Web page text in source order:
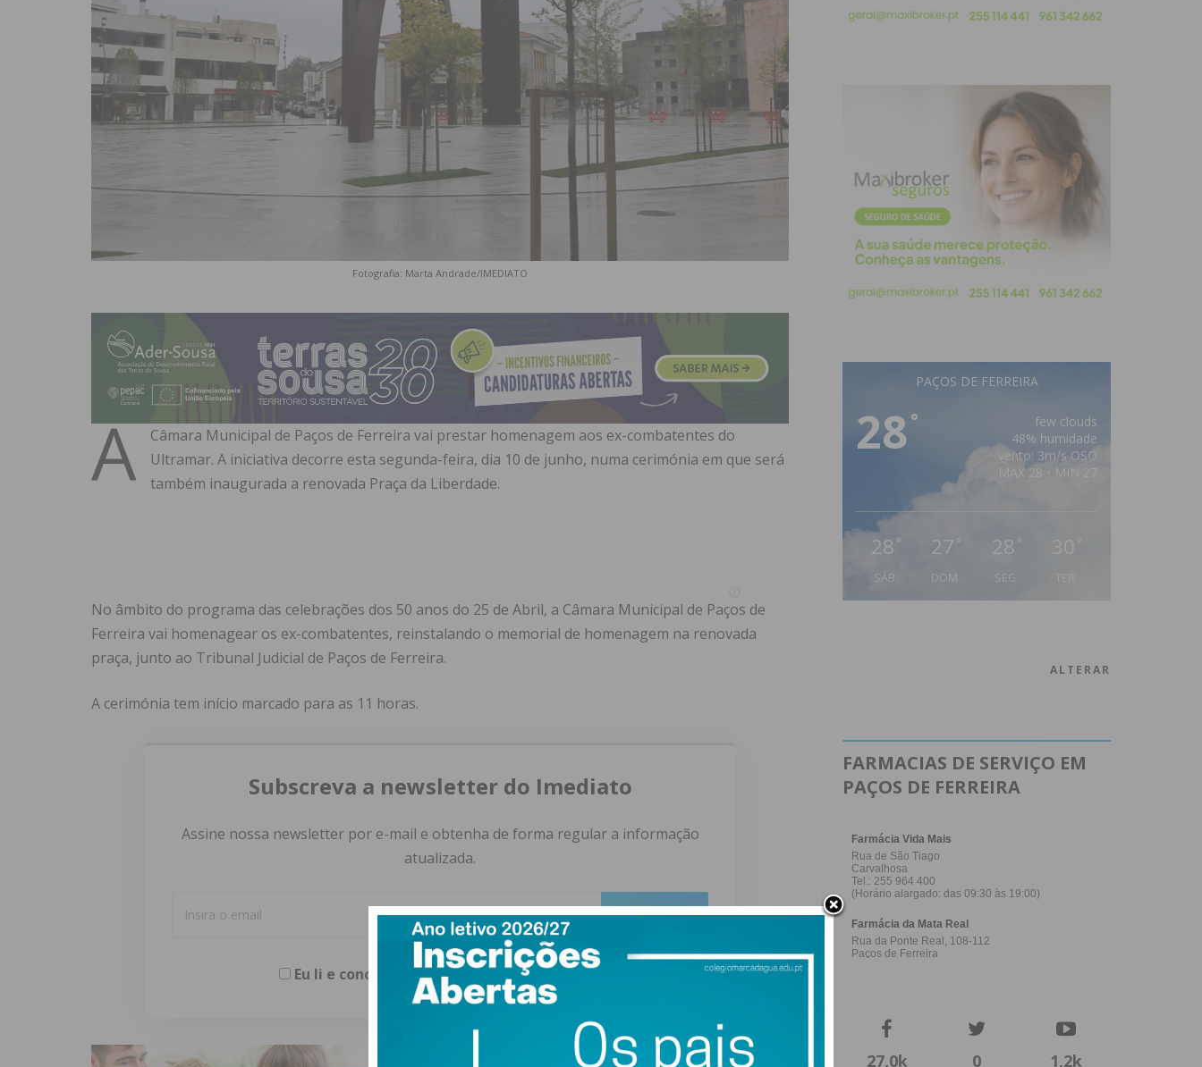
Fotografia: Marta Andrade/IMEDIATO
A
Câmara Municipal de Paços de Ferreira vai prestar homenagem aos ex-combatentes do
Ultramar. A iniciativa decorre esta segunda-feira, dia 10 de junho, numa cerimónia em que será
também inaugurada a renovada Praça da Liberdade.
No âmbito do programa das celebrações dos 50 anos do 25 de Abril, a Câmara Municipal de Paços de
Ferreira vai homenagear os ex-combatentes, reinstalando o memorial de homenagem na renovada
praça, junto ao Tribunal Judicial de Paços de Ferreira.
A cerimónia tem início marcado para as 11 horas.
Subscreva a newsletter do Imediato
Assine nossa newsletter por e-mail e obtenha de forma regular a informação
atualizada.
Eu li e concordo com os termos e condições
PAÇOS DE FERREIRA
28°
few clouds
48% humidade
vento: 3m/s OSO
MAX 28 • MIN 27
28 °
SÁB
27 °
DOM
28 °
SEG
30 °
ALTERAR
FARMACIAS DE SERVIÇO EM
PAÇOS DE FERREIRA
27,0k 0 1,2k